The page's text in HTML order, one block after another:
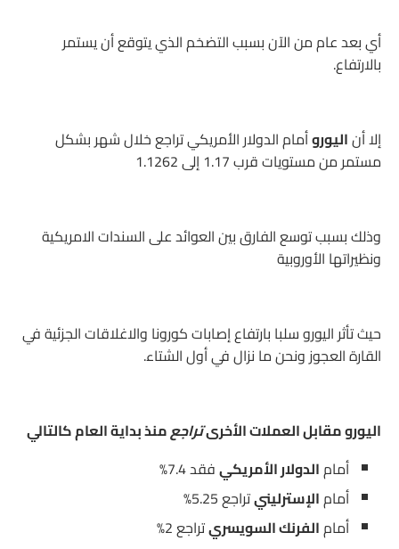
أي بعد عام من الآن بسبب التضخم الذي يتوقع أن يستمر
بالارتفاع.
إلا أناليوروأمام الدولار الأمريكي تراجع خلال شهر بشكل
مستمر من مستويات قرب 1.17 إلى 1.1262
وذلك بسبب توسع الفارق بين العوائد على السندات الامريكية
ونظيراتها الأوروبية
حيث تأثر اليورو سلبا بارتفاع إصابات كورونا والاغلاقات الجزئية في
القارة العجوز ونحن ما نزال في أول الشتاء.
اليورو مقابل العملات الأخرىتراجعمنذ بداية العام كالتالي
أمامالدولار الأمريكيفقد 7.4%
أمامالإسترلينيتراجع 5.25%
أمامالفرنك السويسريتراجع 2%